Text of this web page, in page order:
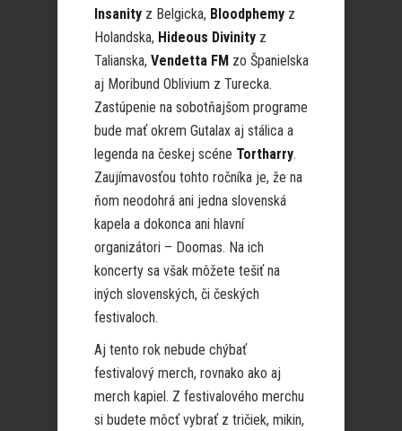
Insanity z Belgicka, Bloodphemy z
Holandska, Hideous Divinity z
Talianska, Vendetta FM zo Španielska
aj Moribund Oblivium z Turecka.
Zastúpenie na sobotňajšom programe
bude mať okrem Gutalax aj stálica a
legenda na českej scéne Tortharry.
Zaujímavosťou tohto ročníka je, že na
ňom neodohrá ani jedna slovenská
kapela a dokonca ani hlavní
organizátori – Doomas. Na ich
koncerty sa však môžete tešiť na
iných slovenských, či českých
festivaloch.
Aj tento rok nebude chýbať
festivalový merch, rovnako ako aj
merch kapiel. Z festivalového merchu
si budete môcť vybrať z tričiek, mikin,